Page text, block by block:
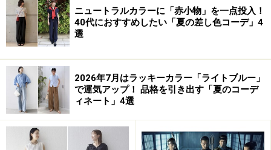
パーソナルカラーの４つの基本タイプは、黄みがかった
色が似合うイエローベース（スプリングタイプとオータ
ムタイプ）と青みがかった色が似合うブルーベース（サ
マータイプとウィンタータイプ）に分類されます。
サマータイプは、ブルーベースの中でも、優しいパステ
ルカラー（中明度・中彩度）、ソフトな中間色（中明
度・低～中彩度）が似合います。水色、ラベンダー、明
ニュートラルカラーに「赤小物」を一点投入！
40代におすすめしたい「夏の差し色コーデ」4
選
2026年7月はラッキーカラー「ライトブルー」
で運気アップ！ 品格を引き出す「夏のコーデ
ィネート」4選